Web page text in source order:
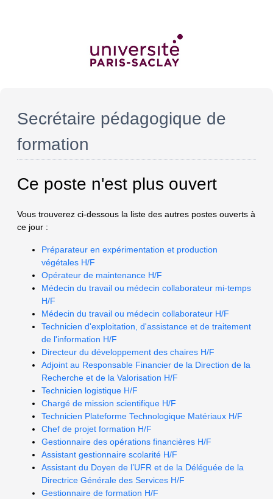
Secrétaire pédagogique de
formation
Ce poste n'est plus ouvert
Vous trouverez ci-dessous la liste des autres postes ouverts à
ce jour :
Préparateur en expérimentation et production
végétales H/F
Opérateur de maintenance H/F
Médecin du travail ou médecin collaborateur mi-temps
H/F
Médecin du travail ou médecin collaborateur H/F
Technicien d'exploitation, d'assistance et de traitement
de l'information H/F
Directeur du développement des chaires H/F
Adjoint au Responsable Financier de la Direction de la
Recherche et de la Valorisation H/F
Technicien logistique H/F
Chargé de mission scientifique H/F
Technicien Plateforme Technologique Matériaux H/F
Chef de projet formation H/F
Gestionnaire des opérations financières H/F
Assistant gestionnaire scolarité H/F
Assistant du Doyen de l’UFR et de la Déléguée de la
Directrice Générale des Services H/F
Gestionnaire de formation H/F